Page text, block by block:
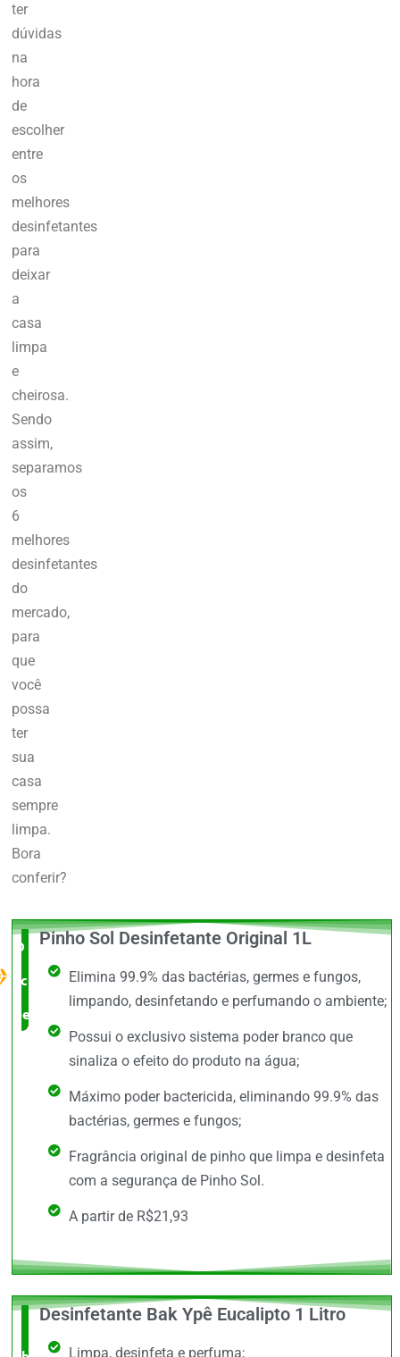
ter
dúvidas
na
hora
de
escolher
entre
os
melhores
desinfetantes
para
deixar
a
casa
limpa
e
cheirosa.
Sendo
assim,
separamos
os
6
melhores
desinfetantes
do
mercado,
para
que
você
possa
ter
sua
casa
sempre
limpa.
Bora
conferir?
O Melhor
custo x
benefício
Pinho Sol Desinfetante Original 1L
Elimina 99.9% das bactérias, germes e fungos,
limpando, desinfetando e perfumando o ambiente;
Possui o exclusivo sistema poder branco que
sinaliza o efeito do produto na água;
Máximo poder bactericida, eliminando 99.9% das
bactérias, germes e fungos;
Fragrância original de pinho que limpa e desinfeta
com a segurança de Pinho Sol.
A partir de R$21,93
O +
Desinfetante Bak Ypê Eucalipto 1 Litro
Limpa, desinfeta e perfuma;